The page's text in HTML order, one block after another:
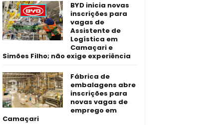
BYD inicia novas
inscrições para
vagas de
Assistente de
Logística em
Camaçari e
Simões Filho; não exige experiência
Fábrica de
embalagens abre
inscrições para
novas vagas de
emprego em
Camaçari